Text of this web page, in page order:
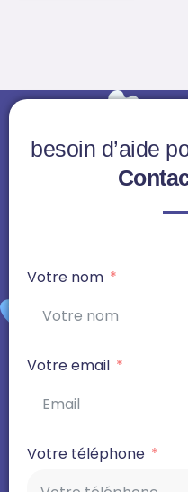
besoin d’aide
Votre nom
Votre email
Votre téléphone